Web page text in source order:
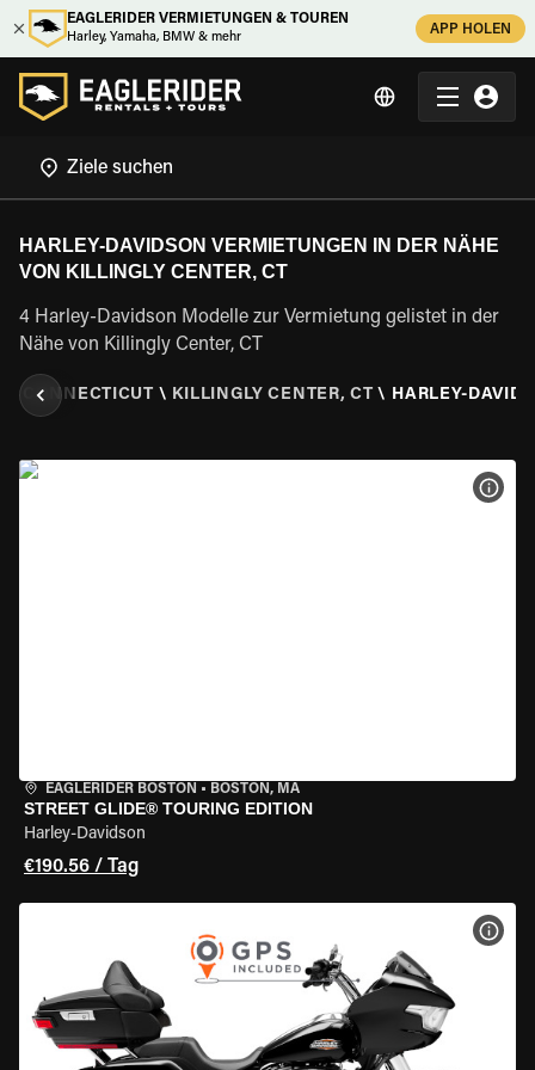
EAGLERIDER VERMIETUNGEN & TOUREN
Harley, Yamaha, BMW & mehr
APP HOLEN
HARLEY-DAVIDSON VERMIETUNGEN IN DER NÄHE
VON KILLINGLY CENTER, CT
4 Harley-Davidson Modelle zur Vermietung gelistet in der
Nähe von Killingly Center, CT
CONNECTICUT \ KILLINGLY CENTER, CT \ HARLEY-
EAGLERIDER BOSTON • BOSTON, MA
STREET GLIDE® TOURING EDITION
Harley-Davidson
€190.56 / Tag